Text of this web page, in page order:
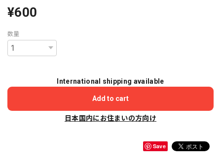
¥600
数量
International shipping available
Add to cart
日本国内にお住まいの方向け
Save